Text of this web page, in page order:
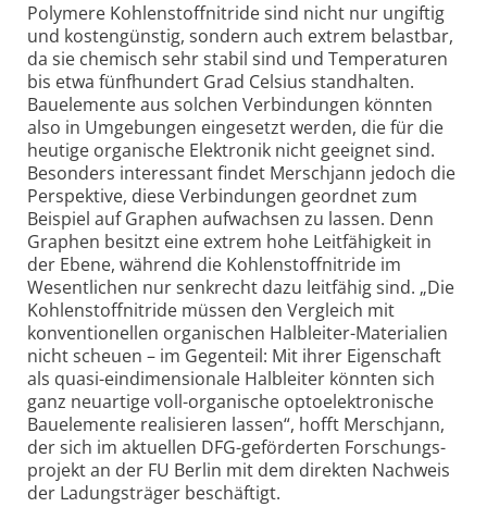
Polymere Kohlenstoffnitride sind nicht nur ungiftig
und kosten­günstig, sondern auch extrem belast­bar,
da sie chemisch sehr stabil sind und Tempera­turen
bis etwa fünf­hundert Grad Celsius stand­halten.
Bauelemente aus solchen Verbindungen könnten
also in Umgebungen einge­setzt werden, die für die
heutige organische Elektronik nicht geeignet sind.
Besonders interessant findet Merschjann jedoch die
Perspektive, diese Verbindungen geordnet zum
Beispiel auf Graphen aufwachsen zu lassen. Denn
Graphen besitzt eine extrem hohe Leit­fähig­keit in
der Ebene, während die Kohlen­stoff­nitride im
Wesent­lichen nur senkrecht dazu leit­fähig sind. „Die
Kohlen­stoff­nitride müssen den Vergleich mit
konventio­nellen organischen Halb­leiter-Materialien
nicht scheuen – im Gegenteil: Mit ihrer Eigenschaft
als quasi-ein­dimensionale Halb­leiter könnten sich
ganz neu­artige voll-organische opto­elektronische
Bau­elemente realisieren lassen“, hofft Merschjann,
der sich im aktuellen DFG-geförderten Forschungs­
projekt an der FU Berlin mit dem direkten Nachweis
der Ladungs­träger beschäftigt.